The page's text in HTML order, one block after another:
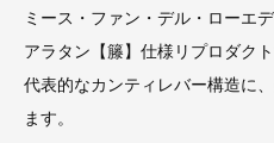
ミース・ファン・デル・ローエ
アラタン【籐】仕様リプロダクト
代表的なカンティレバー構造に
ます。